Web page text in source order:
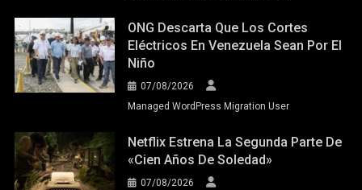
ONG Descarta Que Los Cortes
Eléctricos En Venezuela Sean Por El
Niño
07/08/2026
Managed WordPress Migration User
Netflix Estrena La Segunda Parte De
«Cien Años De Soledad»
07/08/2026